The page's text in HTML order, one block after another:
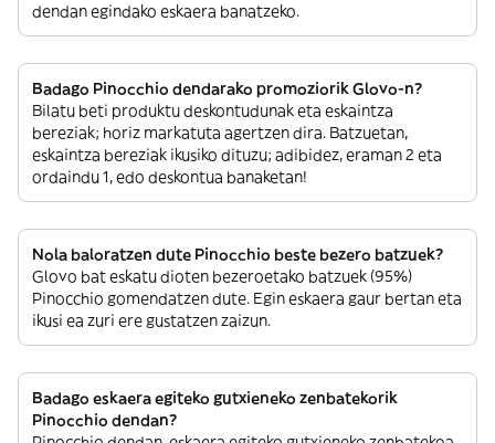
dendan egindako eskaera banatzeko.
Badago Pinocchio dendarako promoziorik Glovo-n?
Bilatu beti produktu deskontudunak eta eskaintza
bereziak; horiz markatuta agertzen dira. Batzuetan,
eskaintza bereziak ikusiko dituzu; adibidez, eraman 2 eta
ordaindu 1, edo deskontua banaketan!
Nola baloratzen dute Pinocchio beste bezero batzuek?
Glovo bat eskatu dioten bezeroetako batzuek (95%)
Pinocchio gomendatzen dute. Egin eskaera gaur bertan eta
ikusi ea zuri ere gustatzen zaizun.
Badago eskaera egiteko gutxieneko zenbatekorik
Pinocchio dendan?